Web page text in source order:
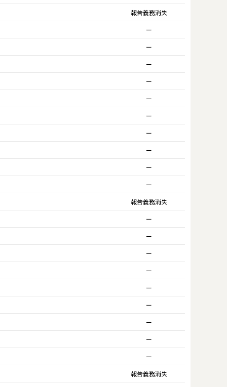
報告義務消失
ー
ー
ー
ー
ー
ー
ー
ー
ー
ー
報告義務消失
ー
ー
ー
ー
ー
ー
ー
ー
ー
報告義務消失